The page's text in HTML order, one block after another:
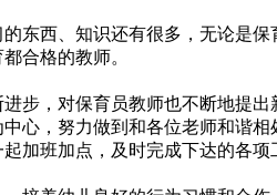
东西、知识还有很多，无论是
合格的教师。
步，对保育员教师也不断地提
心，努力做到和各位老师和谐
加班加点，及时完成下达的各项